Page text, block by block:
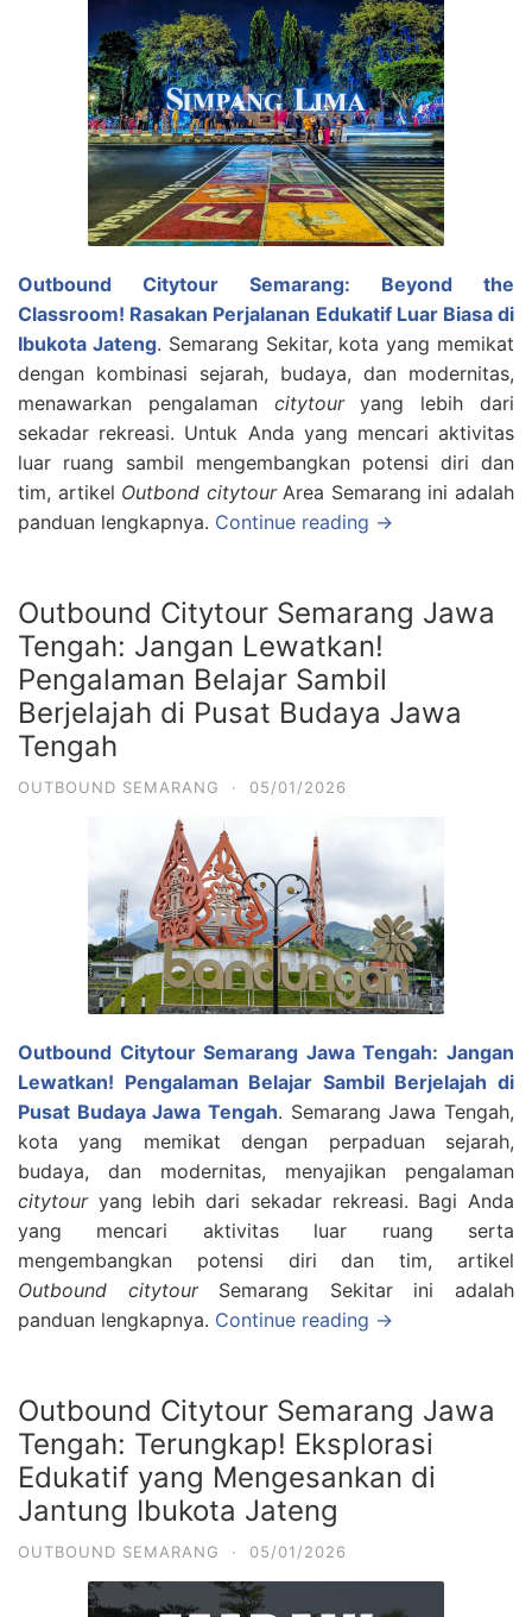
Outbound Citytour Semarang: Beyond the
Classroom! Rasakan Perjalanan Edukatif Luar Biasa di
Ibukota Jateng. Semarang Sekitar, kota yang memikat
dengan kombinasi sejarah, budaya, dan modernitas,
menawarkan pengalaman citytouryang lebih dari
sekadar rekreasi. Untuk Anda yang mencari aktivitas
luar ruang sambil mengembangkan potensi diri dan
tim, artikel Outbond citytourArea Semarang ini adalah
panduan lengkapnya. Continue reading →
Outbound Citytour Semarang Jawa
Tengah: Jangan Lewatkan!
Pengalaman Belajar Sambil
Berjelajah di Pusat Budaya Jawa
Tengah
OUTBOUND SEMARANG · 05/01/2026
Outbound Citytour Semarang Jawa Tengah: Jangan
Lewatkan! Pengalaman Belajar Sambil Berjelajah di
Pusat Budaya Jawa Tengah. Semarang Jawa Tengah,
kota yang memikat dengan perpaduan sejarah,
budaya, dan modernitas, menyajikan pengalaman
citytouryang lebih dari sekadar rekreasi. Bagi Anda
yang mencari aktivitas luar ruang serta
mengembangkan potensi diri dan tim, artikel
Outbound citytourSemarang Sekitar ini adalah
panduan lengkapnya. Continue reading →
Outbound Citytour Semarang Jawa
Tengah: Terungkap! Eksplorasi
Edukatif yang Mengesankan di
Jantung Ibukota Jateng
OUTBOUND SEMARANG · 05/01/2026